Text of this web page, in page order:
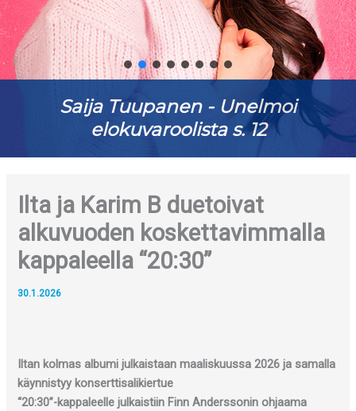
Saija Tuupanen - Unelmoi
elokuvaroolista s. 12
Ilta ja Karim B duetoivat
alkuvuoden koskettavimmalla
kappaleella “20:30”
30.1.2026
Iltan kolmas albumi julkaistaan maaliskuussa 2026 ja samalla
käynnistyy konserttisalikiertue
“20:30”-kappaleelle julkaistiin Finn Anderssonin ohjaama